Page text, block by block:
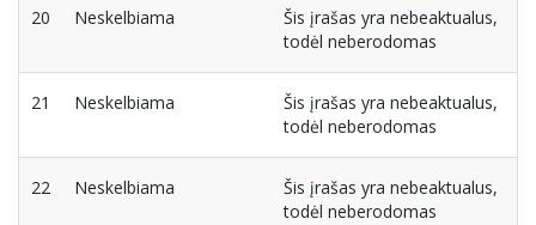
20 Neskelbiama
Šis įrašas yra nebeaktualus,
todėl neberodomas
21 Neskelbiama
Šis įrašas yra nebeaktualus,
todėl neberodomas
22 Neskelbiama
Šis įrašas yra nebeaktualus,
todėl neberodomas